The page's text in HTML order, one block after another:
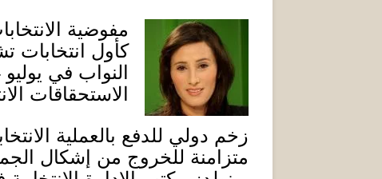
مفوضية
كأول انتخابات
النواب في يوليو
الاستحقاقات
زخم دولي للدفع بالعملية
متزامنة للخروج من إشكال